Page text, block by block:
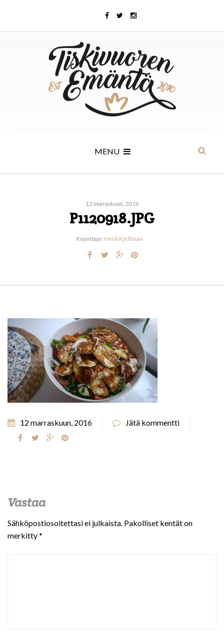
MENU
12 marraskuun, 2016
P1120918.JPG
Kirjoittaja: Heidi Kjellman
12 marraskuun, 2016 Jätä kommentti
Vastaa
Sähköpostiosoitettasi ei julkaista. Pakolliset kentät on
merkitty*